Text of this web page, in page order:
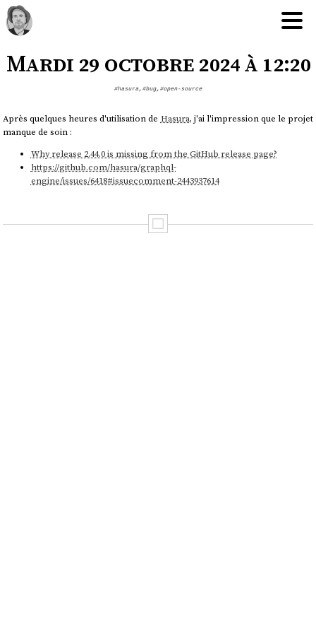
Mardi 29 octobre 2024 à 12:20
#hasura, #bug, #open-source
Après quelques heures d'utilisation de Hasura, j'ai l'impression que le projet
manque de soin :
Why release 2.44.0 is missing from the GitHub release page?
https://github.com/hasura/graphql-
engine/issues/6418#issuecomment-2443937614